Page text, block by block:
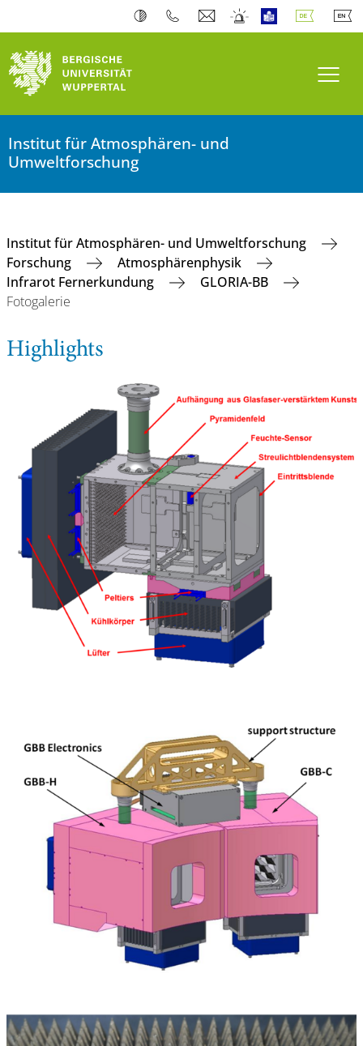
Institut für Atmosphären- und
Umweltforschung
Institut für Atmosphären- und Umweltforschung
Forschung
Atmosphärenphysik
Infrarot Fernerkundung
GLORIA-BB
Fotogalerie
Highlights